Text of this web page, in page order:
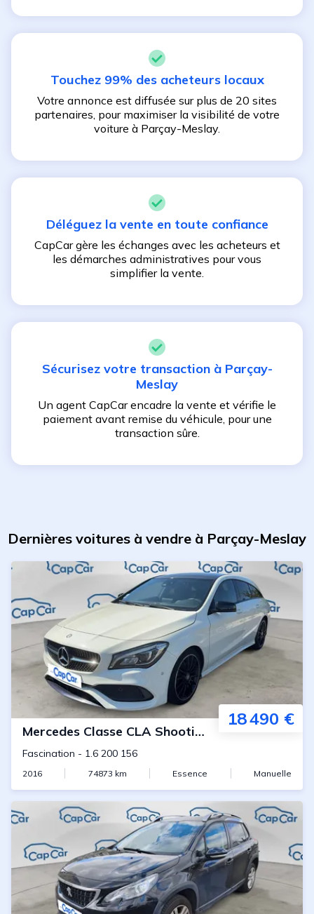
Touchez 99% des acheteurs locaux
Votre annonce est diffusée sur plus de 20 sites
partenaires, pour maximiser la visibilité de votre
voiture à Parçay-Meslay.
Déléguez la vente en toute confiance
CapCar gère les échanges avec les acheteurs et
les démarches administratives pour vous
simplifier la vente.
Sécurisez votre transaction à Parçay-
Meslay
Un agent CapCar encadre la vente et vérifie le
paiement avant remise du véhicule, pour une
transaction sûre.
Dernières voitures à vendre à Parçay-Meslay
18 490 €
Mercedes Classe CLA Shooting Brake
Fascination - 1.6 200 156
2016 74873 km Essence Manuelle